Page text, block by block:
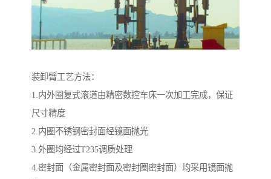
装卸臂工艺方法：
1.内外圈复式滚道由精密数控车床一次加工完成，保证
尺寸精度
2.内圈不锈钢密封面经镜面抛光
3.外圈均经过T235调质处理
4.密封面（金属密封面及密封圈密封面）均采用镜面抛